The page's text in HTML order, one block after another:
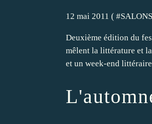
12 mai 2011 ( #
Deuxième édition du
mêlent la littérature et
et un week-end